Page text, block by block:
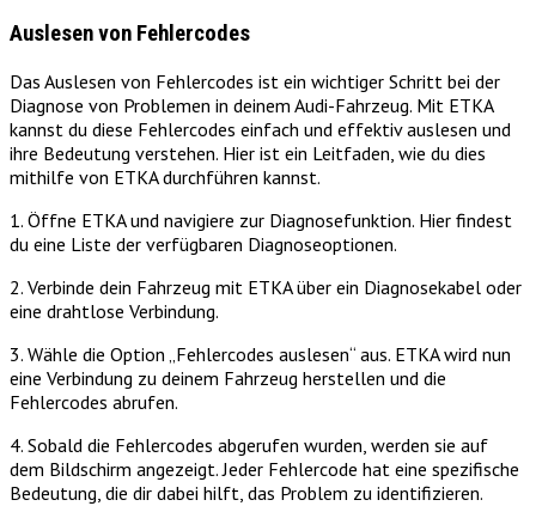
Auslesen von Fehlercodes
Das Auslesen von Fehlercodes ist ein wichtiger Schritt bei der
Diagnose von Problemen in deinem Audi-Fahrzeug. Mit ETKA
kannst du diese Fehlercodes einfach und effektiv auslesen und
ihre Bedeutung verstehen. Hier ist ein Leitfaden, wie du dies
mithilfe von ETKA durchführen kannst.
1. Öffne ETKA und navigiere zur Diagnosefunktion. Hier findest
du eine Liste der verfügbaren Diagnoseoptionen.
2. Verbinde dein Fahrzeug mit ETKA über ein Diagnosekabel oder
eine drahtlose Verbindung.
3. Wähle die Option „Fehlercodes auslesen“ aus. ETKA wird nun
eine Verbindung zu deinem Fahrzeug herstellen und die
Fehlercodes abrufen.
4. Sobald die Fehlercodes abgerufen wurden, werden sie auf
dem Bildschirm angezeigt. Jeder Fehlercode hat eine spezifische
Bedeutung, die dir dabei hilft, das Problem zu identifizieren.